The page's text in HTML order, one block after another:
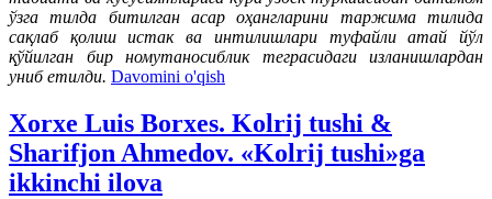
ўзга тилда битилган асар оҳангларини таржима тилида
сақлаб қолиш истак ва интилишлари туфайли атай йўл
қўйилган бир номутаносиблик теграсидаги изланишлардан
униб етилди. Davomini o'qish
Xorxe Luis Borxes. Kolrij tushi &
Sharifjon Ahmedov. «Kolrij tushi»ga
ikkinchi ilova